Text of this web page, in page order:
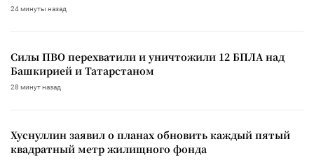
24 минуты назад
Силы ПВО перехватили и уничтожили 12 БПЛА над
Башкирией и Татарстаном
28 минут назад
Хуснуллин заявил о планах обновить каждый пятый
квадратный метр жилищного фонда